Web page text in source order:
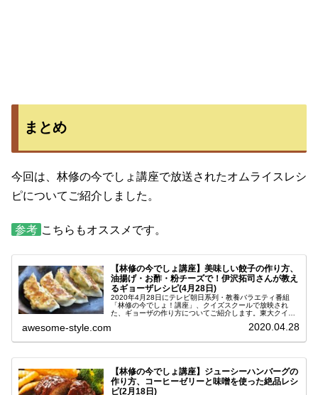
まとめ
今回は、林修の今でしょ講座で放送されたオムライスレシ
ピについてご紹介しました。
参考 こちらもオススメです。
【林修の今でしょ講座】美味しい餃子の作り方、
油揚げ・お酢・粉チーズで！伊沢拓司さんが教え
るギョーザレシピ(4月28日)
2020年4月28日にテレビ朝日系列・教養バラエティ番組
「林修の今でしょ！講座」、クイズスクールで放映され
た、ギョーザの作り方についてご紹介します。東大クイズ
awesome-style.com 2020.04.28
【林修の今でしょ講座】ジューシーハンバーグの
作り方、コーヒーゼリーと味噌を使った絶品レシ
ピ(2月18日)